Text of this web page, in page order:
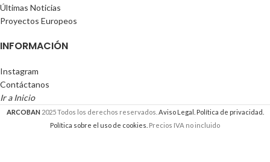
Últimas Noticias
Proyectos Europeos
INFORMACIÓN
Instagram
Contáctanos
Ir a Inicio
ARCOBAN 2025 Todos los derechos reservados. Aviso Legal. Política de privacidad.
Política sobre el uso de cookies. Precios IVA no incluido